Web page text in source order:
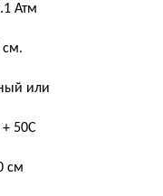
Атм
см.
или
50С
см